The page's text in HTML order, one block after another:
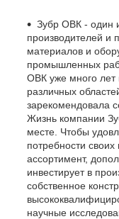
Зубр ОВК - один
производителей и
материалов и
промышленных
ОВК уже много лет
различных
зарекомендовала
Жизнь компании
месте. Чтобы
потребности
ассортимент,
инвестирует в
собственное
научные